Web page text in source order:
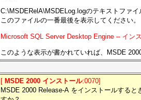
C:\MSDERelA\MSDELog.logのテキストファイ
このファイルの一番最後を表示してください。
Microsoft SQL Server Desktop Engine -- イン
このような表示が書かれていれば、MSDE
[ MSDE 2000 インストール:0070]
MSDE 2000 Release-A をインストールする